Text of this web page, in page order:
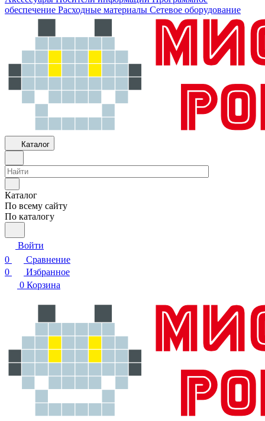
обеспечение Расходные материалы Сетевое оборудование
Каталог
Каталог
По всему сайту
По каталогу
Войти
0
Сравнение
0
Избранное
0 Корзина